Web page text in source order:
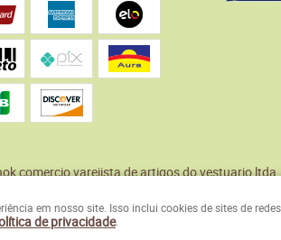
comercio varejista de artigos do vestuario ltda
LOJA VIRTUAL CRIADA POR
em nosso site. Isso inclui cookies de sites de
de privacidade.